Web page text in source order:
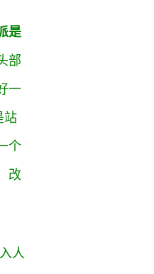
是
部
一
站
个
改
人